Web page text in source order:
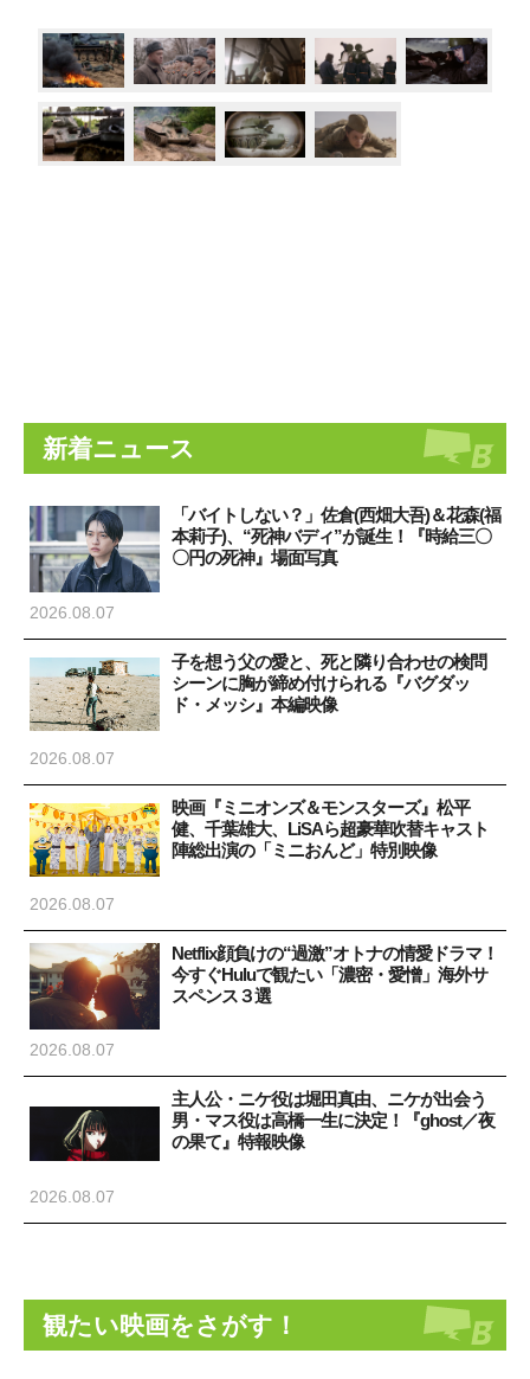
新着ニュース
「バイトしない？」佐倉(西畑大吾)＆花森(福
本莉子)、“死神バディ”が誕生！『時給三〇
〇円の死神』場面写真
2026.08.07
子を想う父の愛と、死と隣り合わせの検問
シーンに胸が締め付けられる『バグダッ
ド・メッシ』本編映像
2026.08.07
映画『ミニオンズ＆モンスターズ』松平
健、千葉雄大、LiSAら超豪華吹替キャスト
陣総出演の「ミニおんど」特別映像
2026.08.07
Netflix顔負けの“過激”オトナの情愛ドラマ！
今すぐHuluで観たい「濃密・愛憎」海外サ
スペンス３選
2026.08.07
主人公・ニケ役は堀田真由、ニケが出会う
男・マス役は高橋一生に決定！『ghost／夜
の果て』特報映像
2026.08.07
観たい映画をさがす！